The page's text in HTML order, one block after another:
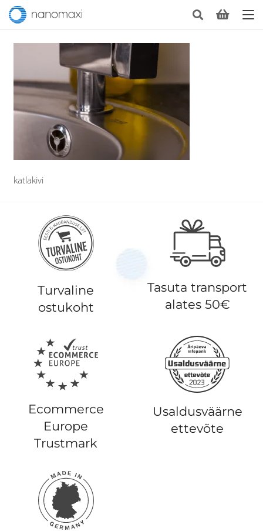
katlakivi
Turvaline
ostukoht
Tasuta transport
alates 50€
Ecommerce
Europe
Trustmark
Usaldusväärne
ettevõte